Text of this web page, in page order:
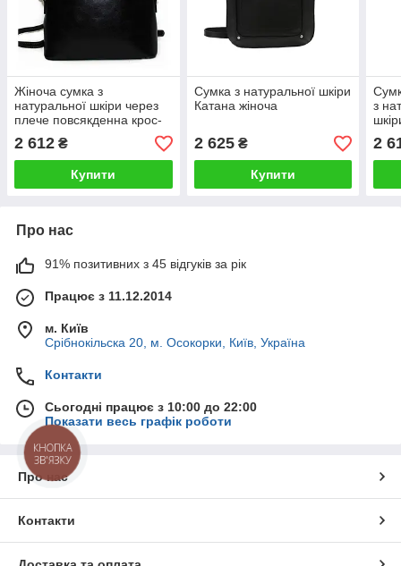
Жіноча сумка з
натуральної шкіри через
плече повсякденна крос-
боді 23×20×8 см чорна
2 612 ₴
Купити
Сумка з натуральної шкіри
Катана жіноча
2 625₴
Купити
з
2
Про нас
91% позитивних з 45 відгуків за рік
Працює з 11.12.2014
м. Київ
Срібнокільска 20, м. Осокорки, Київ, Україна
Контакти
Сьогодні працює з 10:00 до 22:00
Показати весь графік роботи
Про нас
Контакти
КНОПКА
ЗВ'ЯЗКУ